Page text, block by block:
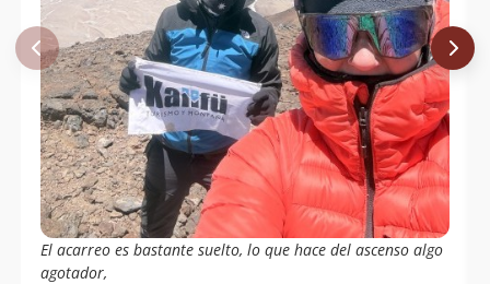
El acarreo es bastante suelto, lo que hace del ascenso algo
agotador,